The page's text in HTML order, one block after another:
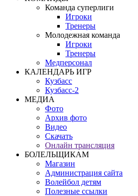
Команда суперлиги
Игроки
Тренеры
Молодежная команда
Игроки
Тренеры
Медперсонал
КАЛЕНДАРЬ ИГР
Кузбасс
Кузбасс-2
МЕДИА
Фото
Архив фото
Видео
Скачать
Онлайн трансляция
БОЛЕЛЬЩИКАМ
Магазин
Администрация сайта
Волейбол детям
Полезные ссылки